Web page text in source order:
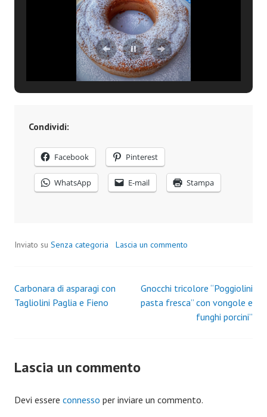
Condividi:
Facebook Pinterest
WhatsApp E-mail Stampa
Inviato su Senza categoria Lascia un commento
Navigazione
Carbonara di asparagi con
Tagliolini Paglia e Fieno
Gnocchi tricolore “Poggiolini
pasta fresca” con vongole e
funghi porcini”
Lascia un commento
Devi essere connesso per inviare un commento.